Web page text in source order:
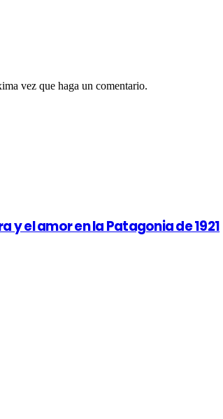
vez que haga un comentario.
y el amor en la Patagonia de 1921